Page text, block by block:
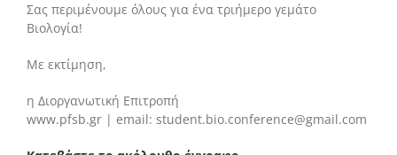
Σας περιμένουμε όλους για ένα τριήμερο γεμάτο
Βιολογία!
Με εκτίμηση,
η Διοργανωτική Επιτροπή
www.pfsb.gr | email: student.bio.conference@gmail.com